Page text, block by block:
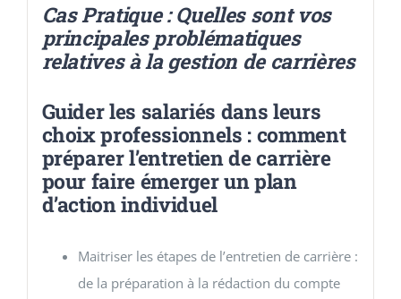
Cas Pratique : Quelles sont vos
principales problématiques
relatives à la gestion de carrières
Guider les salariés dans leurs
choix professionnels : comment
préparer l’entretien de carrière
pour faire émerger un plan
d’action individuel
Maitriser les étapes de l’entretien de carrière :
de la préparation à la rédaction du compte